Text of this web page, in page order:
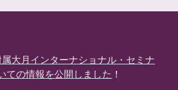
属大月インターナショナル・セミナ
ての情報を公開しました ！